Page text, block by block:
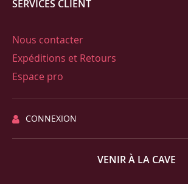
SERVICES CLIENT
Nous contacter
Expéditions et Retours
Espace pro
CONNEXION
VENIR À LA CAVE